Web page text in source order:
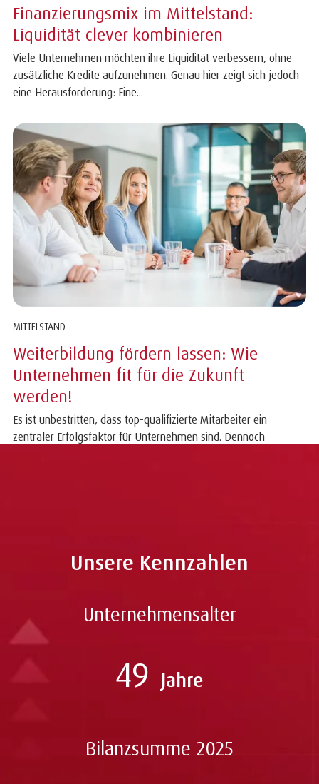
Finanzierungsmix im Mittelstand:
Liquidität clever kombinieren
Viele Unternehmen möchten ihre Liquidität verbessern, ohne
zusätzliche Kredite aufzunehmen. Genau hier zeigt sich jedoch
eine Herausforderung: Eine...
MITTELSTAND
Weiterbildung fördern lassen: Wie
Unternehmen fit für die Zukunft
werden!
Es ist unbestritten, dass top-qualifizierte Mitarbeiter ein
zentraler Erfolgsfaktor für Unternehmen sind. Dennoch
Unsere Kennzahlen
Unternehmensalter
49 Jahre
Bilanzsumme 2025